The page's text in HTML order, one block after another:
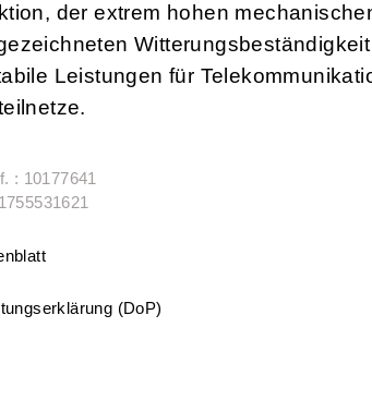
der extrem hohen
Leistungen für
: 10177641
(DoP)